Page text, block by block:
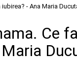
- Ana Maria
Ce